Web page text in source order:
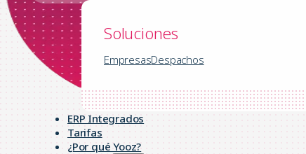
Soluciones
EmpresasDespachos
ERP Integrados
Tarifas
¿Por qué Yooz?